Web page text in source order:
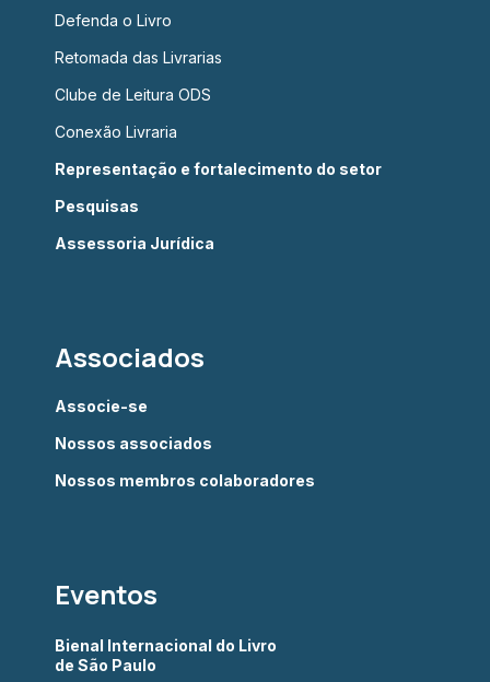
Defenda o Livro
Retomada das Livrarias
Clube de Leitura ODS
Conexão Livraria
Representação e fortalecimento do setor
Pesquisas
Assessoria Jurídica
Associados
Associe-se
Nossos associados
Nossos membros colaboradores
Eventos
Bienal Internacional do Livro
de São Paulo